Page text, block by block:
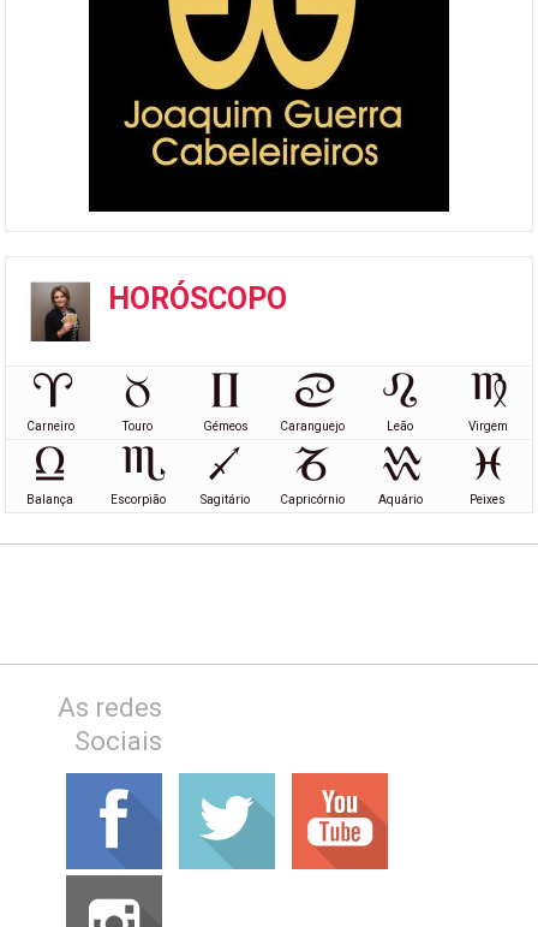
HORÓSCOPO
Carneiro Touro Gémeos Caranguejo Leão Virgem
Balança Escorpião Sagitário Capricórnio Aquário Peixes
As redes
Sociais